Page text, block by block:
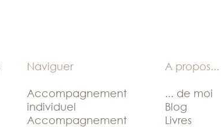
Naviguer
Accompagnement
individuel
Accompagnement
A propos...
... de moi
Blog
Livres